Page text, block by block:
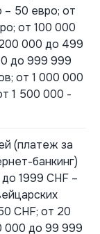
50 евро; от
от 100 000
000 до 499
до 999 999
от 1 000 000
1 500 000 -
(платеж за
банкинг)
1999 CHF –
CHF; от 20
000 до 99 999